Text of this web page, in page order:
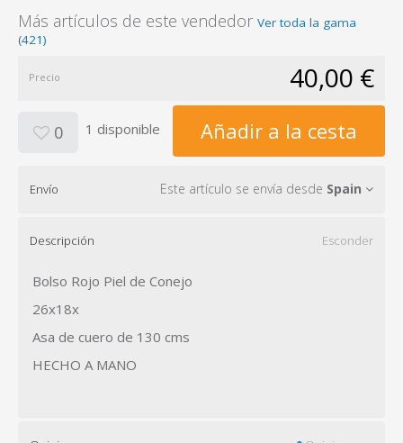
Más artículos de este vendedor Ver toda la gama
(421)
Precio 40,00 €
0 1 disponible Añadir a la cesta
Envío Este artículo se envía desde Spain
Descripción Esconder
Bolso Rojo Piel de Conejo
26x18x
Asa de cuero de 130 cms
HECHO A MANO